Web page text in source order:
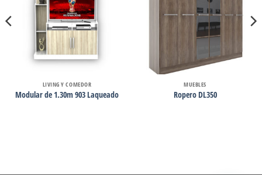
LIVING Y COMEDOR
Modular de 1.30m 903 Laqueado
MUEBLES
Ropero DL350